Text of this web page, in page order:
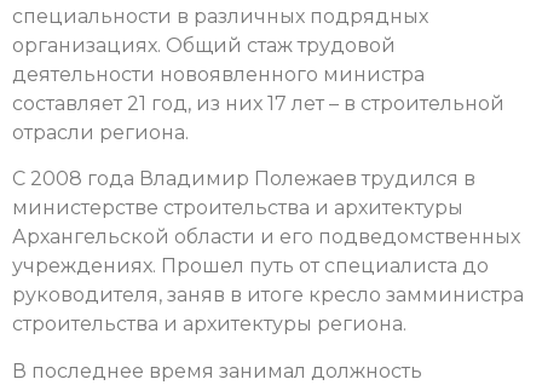
специальности в различных подрядных
организациях. Общий стаж трудовой
деятельности новоявленного министра
составляет 21 год, из них 17 лет – в строительной
отрасли региона.
С 2008 года Владимир Полежаев трудился в
министерстве строительства и архитектуры
Архангельской области и его подведомственных
учреждениях. Прошел путь от специалиста до
руководителя, заняв в итоге кресло замминистра
строительства и архитектуры региона.
В последнее время занимал должность